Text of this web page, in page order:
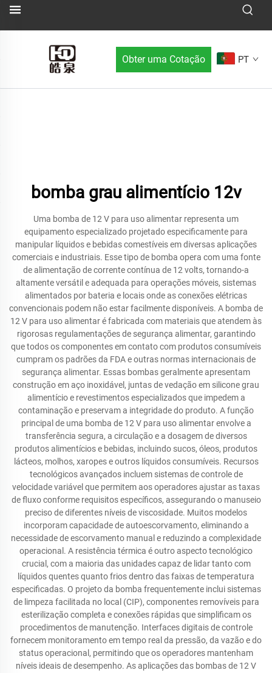
Obter uma Cotação PT
bomba grau alimentício 12v
Uma bomba de 12 V para uso alimentar representa um
equipamento especializado projetado especificamente para
manipular líquidos e bebidas comestíveis em diversas aplicações
comerciais e industriais. Esse tipo de bomba opera com uma fonte
de alimentação de corrente contínua de 12 volts, tornando-a
altamente versátil e adequada para operações móveis, sistemas
alimentados por bateria e locais onde as conexões elétricas
convencionais podem não estar facilmente disponíveis. A bomba de
12 V para uso alimentar é fabricada com materiais que atendem às
rigorosas regulamentações de segurança alimentar, garantindo
que todos os componentes em contato com produtos consumíveis
cumpram os padrões da FDA e outras normas internacionais de
segurança alimentar. Essas bombas geralmente apresentam
construção em aço inoxidável, juntas de vedação em silicone grau
alimentício e revestimentos especializados que impedem a
contaminação e preservam a integridade do produto. A função
principal de uma bomba de 12 V para uso alimentar envolve a
transferência segura, a circulação e a dosagem de diversos
produtos alimentícios e bebidas, incluindo sucos, óleos, produtos
lácteos, molhos, xaropes e outros líquidos consumíveis. Recursos
tecnológicos avançados incluem sistemas de controle de
velocidade variável que permitem aos operadores ajustar as taxas
de fluxo conforme requisitos específicos, assegurando o manuseio
preciso de diferentes níveis de viscosidade. Muitos modelos
incorporam capacidade de autoescorvamento, eliminando a
necessidade de escorvamento manual e reduzindo a complexidade
operacional. A resistência térmica é outro aspecto tecnológico
crucial, com a maioria das unidades capaz de lidar tanto com
líquidos quentes quanto frios dentro das faixas de temperatura
especificadas. O projeto da bomba frequentemente inclui sistemas
de limpeza facilitada no local (CIP), componentes removíveis para
esterilização completa e conexões rápidas que simplificam os
procedimentos de manutenção. Interfaces digitais de controle
fornecem monitoramento em tempo real da pressão, da vazão e do
status operacional, permitindo que os operadores mantenham
níveis ideais de desempenho. As aplicações das bombas de 12 V